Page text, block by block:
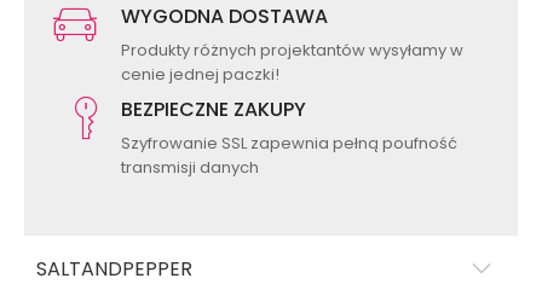
WYGODNA DOSTAWA
Produkty różnych projektantów wysyłamy w
cenie jednej paczki!
BEZPIECZNE ZAKUPY
Szyfrowanie SSL zapewnia pełną poufność
transmisji danych
SALTANDPEPPER